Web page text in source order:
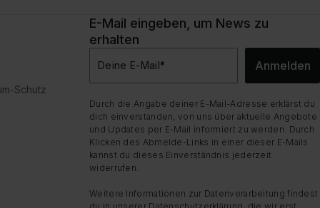
Schutz
E-Mail eingeben, um News zu
erhalten
Deine E-Mail* Anmelden
Durch die Angabe deiner E-Mail-Adresse erklärst du
dich einverstanden, von uns über aktuelle Angebote
und Updates per E-Mail informiert zu werden. Durch
Klicken des Abmelde-Links in einer dieser E-Mails
kannst du dieses Einverständnis jederzeit
widerrufen.
Weitere Informationen zur Datenverarbeitung findest